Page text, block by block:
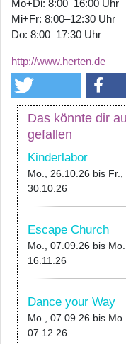
Mo+Di: 8:00–16:00 Uhr
Mi+Fr: 8:00–12:30 Uhr
Do: 8:00–17:30 Uhr
http://www.herten.de
Das könnte dir
gefallen
Kinderlabor
Mo., 26.10.26 bis Fr.,
30.10.26
Escape Church
Mo., 07.09.26 bis Mo.,
16.11.26
Dance your Way
Mo., 07.09.26 bis Mo.,
07.12.26